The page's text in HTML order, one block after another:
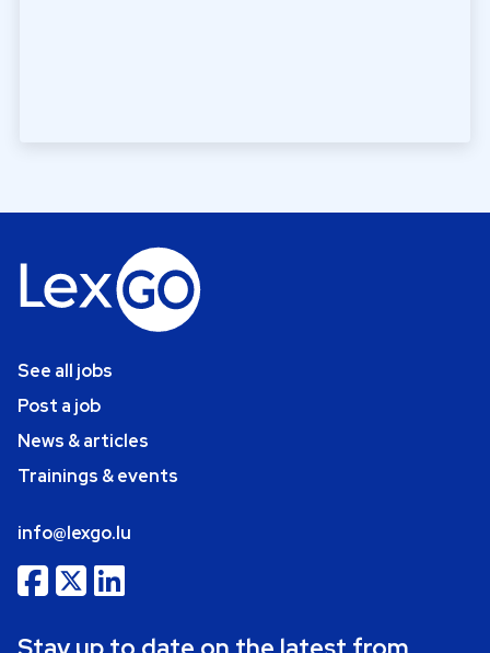
See all jobs
Post a job
News & articles
Trainings & events
info@lexgo.lu